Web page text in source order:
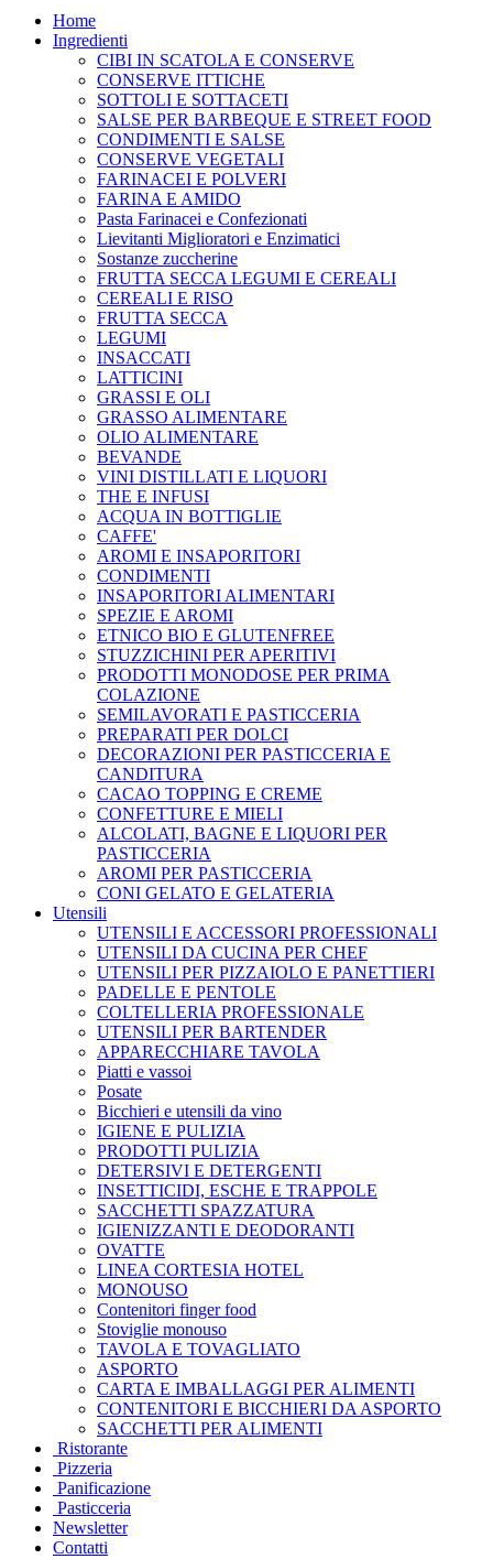
Home
Ingredienti
CIBI IN SCATOLA E CONSERVE
CONSERVE ITTICHE
SOTTOLI E SOTTACETI
SALSE PER BARBEQUE E STREET FOOD
CONDIMENTI E SALSE
CONSERVE VEGETALI
FARINACEI E POLVERI
FARINA E AMIDO
Pasta Farinacei e Confezionati
Lievitanti Miglioratori e Enzimatici
Sostanze zuccherine
FRUTTA SECCA LEGUMI E CEREALI
CEREALI E RISO
FRUTTA SECCA
LEGUMI
INSACCATI
LATTICINI
GRASSI E OLI
GRASSO ALIMENTARE
OLIO ALIMENTARE
BEVANDE
VINI DISTILLATI E LIQUORI
THE E INFUSI
ACQUA IN BOTTIGLIE
CAFFE'
AROMI E INSAPORITORI
CONDIMENTI
INSAPORITORI ALIMENTARI
SPEZIE E AROMI
ETNICO BIO E GLUTENFREE
STUZZICHINI PER APERITIVI
PRODOTTI MONODOSE PER PRIMA
COLAZIONE
SEMILAVORATI E PASTICCERIA
PREPARATI PER DOLCI
DECORAZIONI PER PASTICCERIA E
CANDITURA
CACAO TOPPING E CREME
CONFETTURE E MIELI
ALCOLATI, BAGNE E LIQUORI PER
PASTICCERIA
AROMI PER PASTICCERIA
CONI GELATO E GELATERIA
Utensili
UTENSILI E ACCESSORI PROFESSIONALI
UTENSILI DA CUCINA PER CHEF
UTENSILI PER PIZZAIOLO E PANETTIERI
PADELLE E PENTOLE
COLTELLERIA PROFESSIONALE
UTENSILI PER BARTENDER
APPARECCHIARE TAVOLA
Piatti e vassoi
Posate
Bicchieri e utensili da vino
IGIENE E PULIZIA
PRODOTTI PULIZIA
DETERSIVI E DETERGENTI
INSETTICIDI, ESCHE E TRAPPOLE
SACCHETTI SPAZZATURA
IGIENIZZANTI E DEODORANTI
OVATTE
LINEA CORTESIA HOTEL
MONOUSO
Contenitori finger food
Stoviglie monouso
TAVOLA E TOVAGLIATO
ASPORTO
CARTA E IMBALLAGGI PER ALIMENTI
CONTENITORI E BICCHIERI DA ASPORTO
SACCHETTI PER ALIMENTI
Ristorante
Pizzeria
Panificazione
Pasticceria
Newsletter
Contatti